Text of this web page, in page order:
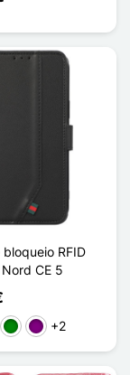
RFID
CE 5
VerdePúrpura
+2